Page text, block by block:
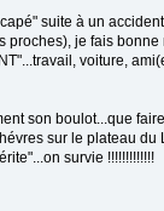
suite à un
je fais
voiture,
son boulot...que
sur le plateau
survie !!!!!!!!!!!!!